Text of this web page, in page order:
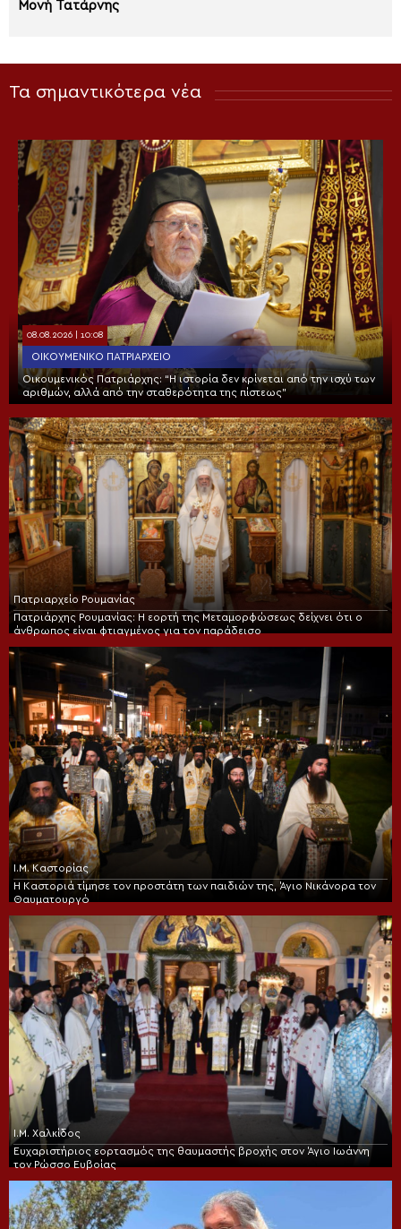
Μονή Τατάρνης
Τα σημαντικότερα νέα
08.08.2026 | 10:08
ΟΙΚΟΥΜΕΝΙΚΌ ΠΑΤΡΙΑΡΧΕΊΟ
Οικουμενικός Πατριάρχης: “Η ιστορία δεν κρίνεται από την ισχύ των
αριθμών, αλλά από την σταθερότητα της πίστεως”
Πατριαρχείο Ρουμανίας
Πατριάρχης Ρουμανίας: Η εορτή της Μεταμορφώσεως δείχνει ότι ο
άνθρωπος είναι φτιαγμένος για τον παράδεισο
Ι.Μ. Καστορίας
Η Καστοριά τίμησε τον προστάτη των παιδιών της, Άγιο Νικάνορα τον
Θαυματουργό
Ι.Μ. Χαλκίδος
Ευχαριστήριος εορτασμός της θαυμαστής βροχής στον Άγιο Ιωάννη
τον Ρώσσο Ευβοίας